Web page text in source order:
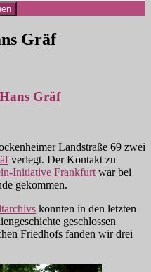
Gräf
Gräf
Landstraße 69 zwei
verlegt. Der Kontakt zu
Initiative Frankfurt war bei
gekommen.
konnten in den letzten
geschlossen
Friedhofs fanden wir drei